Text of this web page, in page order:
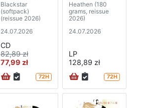
Blackstar
(softpack)
(reissue 2026)
24.07.2026
CD
82,89 zł
77,99 zł
72H
Heathen (180
grams, reissue
2026)
24.07.2026
LP
128,89 zł
72H